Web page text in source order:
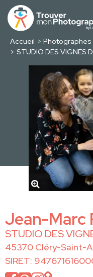
Accueil
STUDIO DES VIGNES
Jean-Marc
STUDIO DES
45370 Cléry-Saint-
SIRET: